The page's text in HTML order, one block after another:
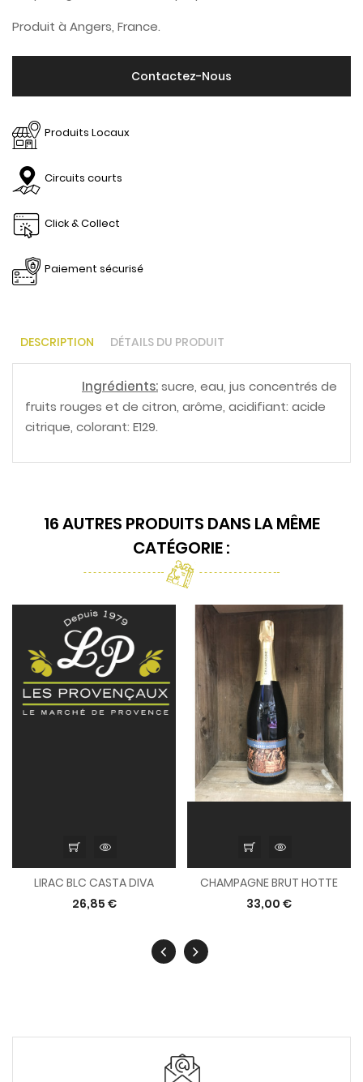
Produit à Angers, France.
Contactez-Nous
Produits Locaux
Circuits courts
Click & Collect
Paiement sécurisé
DESCRIPTION DÉTAILS DU PRODUIT
Ingrédients:sucre, eau, jus concentrés de
fruits rouges et de citron, arôme, acidifiant: acide
citrique, colorant: E129.
16 AUTRES PRODUITS DANS LA MÊME
CATÉGORIE :
LIRAC BLC CASTA DIVA
26,85 €
CHAMPAGNE BRUT HOTTE
33,00 €